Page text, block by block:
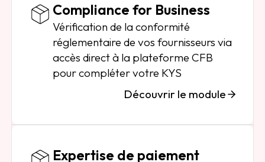
Compliance for Business
Vérification de la conformité
réglementaire de vos fournisseurs via
accès direct à la plateforme CFB
pour compléter votre KYS
Découvrir le module
Expertise de paiement